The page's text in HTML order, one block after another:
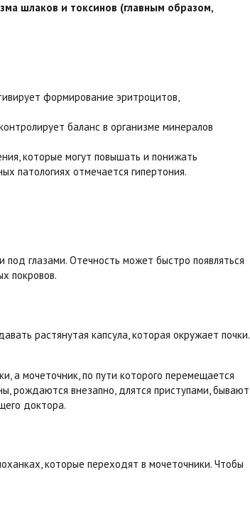
шлаков и токсинов (главным образом,
формирование эритроцитов,
баланс в организме минералов
которые могут повышать и понижать
патологиях отмечается гипертония.
глазами. Отечность может быстро появляться
покровов.
растянутая капсула, которая окружает почки.
а мочеточник, по пути которого перемещается
рождаются внезапно, длятся приступами, бывают
доктора.
которые переходят в мочеточники. Чтобы